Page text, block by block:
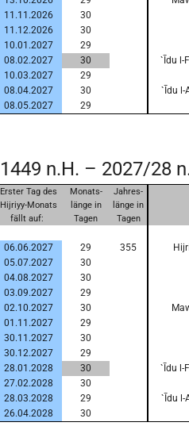
11.11.2026
30
11.12.2026
30
10.01.2027
29
08.02.2027 30
`Īdu l-
10.03.2027
29
08.04.2027 30
`Īdu l-
08.05.2027 29
1449 n.H. – 2027/28
Erster Tag des
Hijriyy-Monats
fällt auf:
Monats-
länge in
Tagen
Jahres-
länge in
Tagen
06.06.2027 29 355
05.07.2027
30
04.08.2027
30
03.09.2027
29
02.10.2027 30
01.11.2027
29
30.11.2027
30
30.12.2027
29
28.01.2028 30
`Īdu l-
27.02.2028
30
28.03.2028 29
`Īdu l-
26.04.2028 30